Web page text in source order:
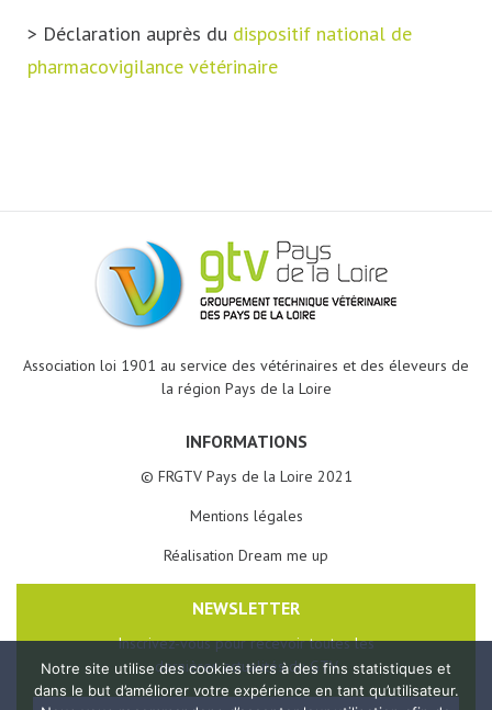
> Déclaration auprès du dispositif national de
pharmacovigilance vétérinaire
Association loi 1901 au service des vétérinaires et des éleveurs de
la région Pays de la Loire
NEWSLETTER
Inscrivez-vous pour recevoir toutes les
dernières actualités du GTV
INFORMATIONS
© FRGTV Pays de la Loire 2021
Mentions légales
Réalisation Dream me up
Notre site utilise des cookies tiers à des fins statistiques et
dans le but d’améliorer votre expérience en tant qu’utilisateur.